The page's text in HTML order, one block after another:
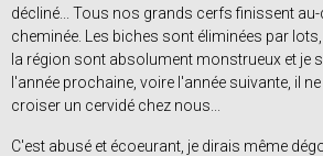
décliné... Tous nos grands cerfs finissent
cheminée. Les biches sont éliminées par
la région sont absolument monstrueux et je
l'année prochaine, voire l'année suivante, il
croiser un cervidé chez nous...
C'est abusé et écoeurant, je dirais même